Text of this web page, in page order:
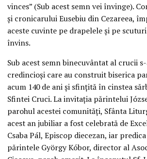
vinces” (Sub acest semn vei învinge).
și cronicarului Eusebiu din Cezareea,
aceste cuvinte pe drapelele și pe
învins.
Sub acest semn binecuvântat al crucii
credincioși care au construit biserica
acum 140 de ani și sfințită în cinstea
Sfintei Cruci. La invitația părintelui
parohul acestei comunități, Sfânta
acest an jubiliar a fost celebrată de
Csaba Pál, Episcop diecezan, iar
părintele György Kóbor, director al